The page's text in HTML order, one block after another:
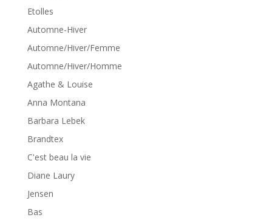
Etolles
Automne-Hiver
Automne/Hiver/Femme
Automne/Hiver/Homme
Agathe & Louise
Anna Montana
Barbara Lebek
Brandtex
C'est beau la vie
Diane Laury
Jensen
Bas